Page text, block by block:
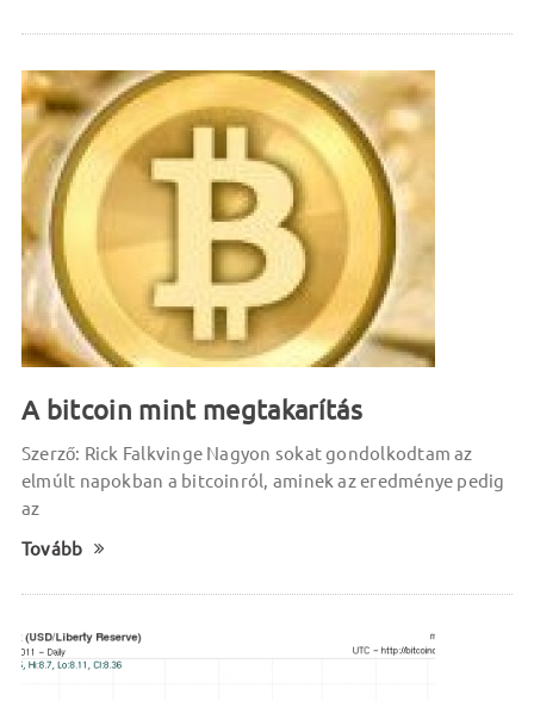
A bitcoin mint megtakarítás
Szerző: Rick Falkvinge Nagyon sokat gondolkodtam az
elmúlt napokban a bitcoinról, aminek az eredménye pedig
az
Tovább